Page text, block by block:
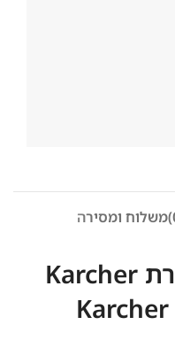
משלוח ומסירה
קיטורית ביתית תוצרת Karcher